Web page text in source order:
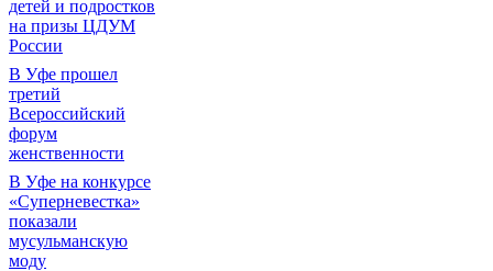
детей и подростков
на призы ЦДУМ
России
В Уфе прошел
третий
Всероссийский
форум
женственности
В Уфе на конкурсе
«Суперневестка»
показали
мусульманскую
моду